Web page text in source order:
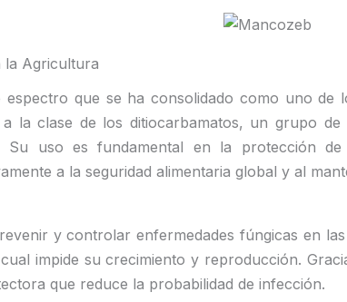
la Agricultura
que se ha consolidado como uno
la clase de los ditiocarbamatos, un grupo
Su uso es fundamental en la protección
a la seguridad alimentaria global y al
y controlar enfermedades fúngicas en
impide su crecimiento y reproducción.
que reduce la probabilidad de infección.